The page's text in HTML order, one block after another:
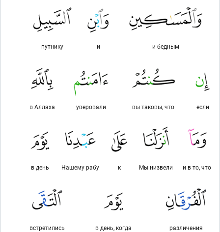
и бедным
и
путнику
если
вы таковы, что
уверовали
в Аллаха
и в то, что
Мы низвели
к
Нашему рабу
в день
различения
в день, когда
встретились